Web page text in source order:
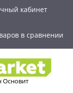
кабинет
в сравнении
Основит